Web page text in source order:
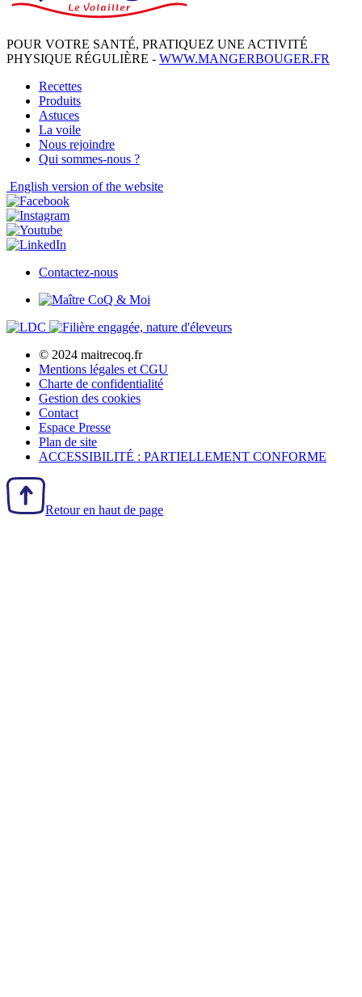
POUR VOTRE SANTÉ, PRATIQUEZ UNE ACTIVITÉ
PHYSIQUE RÉGULIÈRE - WWW.MANGERBOUGER.FR
Recettes
Produits
Astuces
La voile
Nous rejoindre
Qui sommes-nous ?
English version of the website
Contactez-nous
© 2024 maitrecoq.fr
Mentions légales et CGU
Charte de confidentialité
Gestion des cookies
Contact
Espace Presse
Plan de site
ACCESSIBILITÉ : PARTIELLEMENT CONFORME
Retour en haut de page